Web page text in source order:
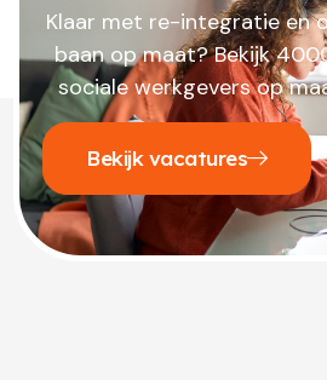
Klaar met re-integratie en
baan op maat? Bekijk
sociale werkgevers op
Bekijk vacatures